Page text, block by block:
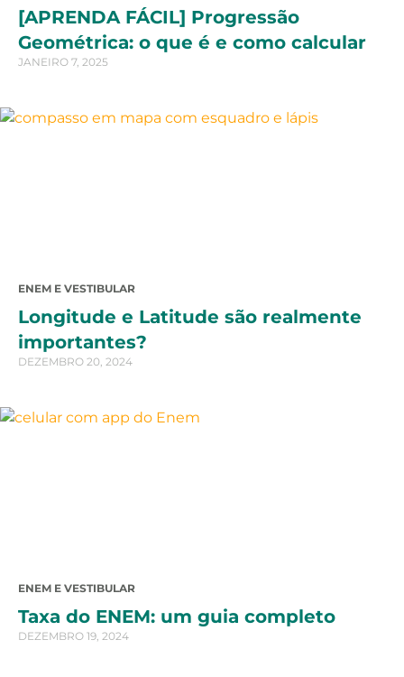
[APRENDA FÁCIL] Progressão
Geométrica: o que é e como calcular
JANEIRO 7, 2025
ENEM E VESTIBULAR
Longitude e Latitude são realmente
importantes?
DEZEMBRO 20, 2024
ENEM E VESTIBULAR
Taxa do ENEM: um guia completo
DEZEMBRO 19, 2024